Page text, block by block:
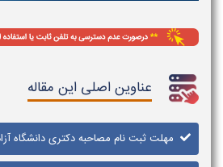
عناوین اصلی این مقاله
مهلت ثبت نام مصاحبه دکتری دانشگاه آزاد